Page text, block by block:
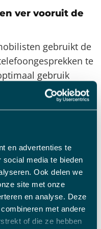
en advertenties te
media te bieden
Ook delen we
site met onze
en analyse. Deze
met andere
of die ze hebben
ver vooruit de
gebruikt de
te
gebruik
stuur. Maar vergis je
zich meebrengt.
opzoeken in
zorgt ook voor
wel. Als je heel
voer je geen
goed gesprek
verkeer. Mee